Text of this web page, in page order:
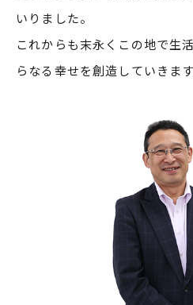
いりました。
これからも末永くこの地で生
らなる幸せを創造していきます